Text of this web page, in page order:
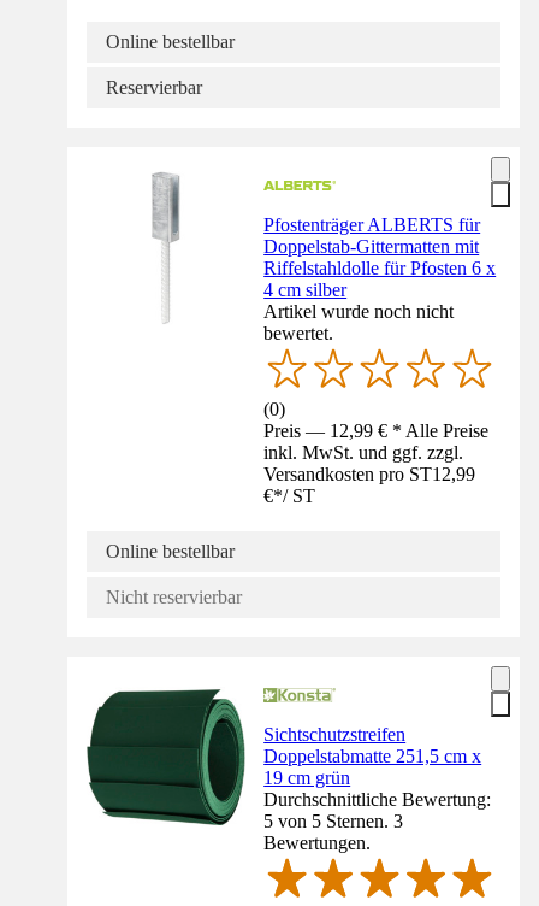
Online bestellbar
Reservierbar
Pfostenträger ALBERTS für
Doppelstab-Gittermatten mit
Riffelstahldolle für Pfosten 6 x
4 cm silber
Artikel wurde noch nicht
bewertet.
(0)
Preis — 12,99 € * Alle Preise
inkl. MwSt. und ggf. zzgl.
Versandkosten pro ST12,99
€*/ ST
Online bestellbar
Nicht reservierbar
Sichtschutzstreifen
Doppelstabmatte 251,5 cm x
19 cm grün
Durchschnittliche Bewertung:
5 von 5 Sternen. 3
Bewertungen.